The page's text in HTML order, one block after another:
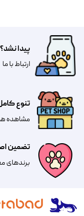
تضمین
​​برندهای
تنوع
مشاهده
پیدا
​​​ارتباط با ما